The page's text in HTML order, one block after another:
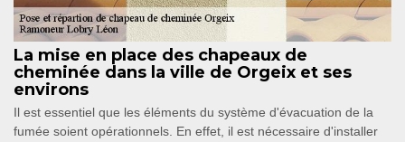
La mise en place des chapeaux de
cheminée dans la ville de Orgeix et ses
environs
Il est essentiel que les éléments du système d'évacuation de la
fumée soient opérationnels. En effet, il est nécessaire d'installer